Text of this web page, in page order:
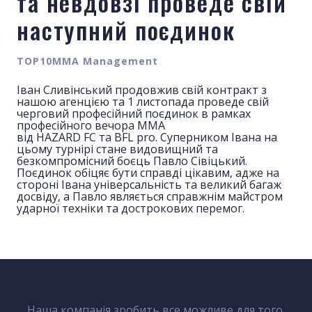
наступний поєдинок
TOP10MMA Management
Іван Сливінський продовжив свій контракт з
нашою агенцією та 1 листопада проведе свій
черговий професійний поєдинок в рамках
професійного вечора ММА
від HAZARD FC та BFL pro. Суперником Івана на
цьому турнірі стане видовищний та
безкомпромісний боєць Павло Сівіцький.
Поєдинок обіцяє бути справді цікавим, адже на
стороні Івана універсальність та великий багаж
досвіду, а Павло являється справжнім майстром
ударної техніки та дострокових перемог.